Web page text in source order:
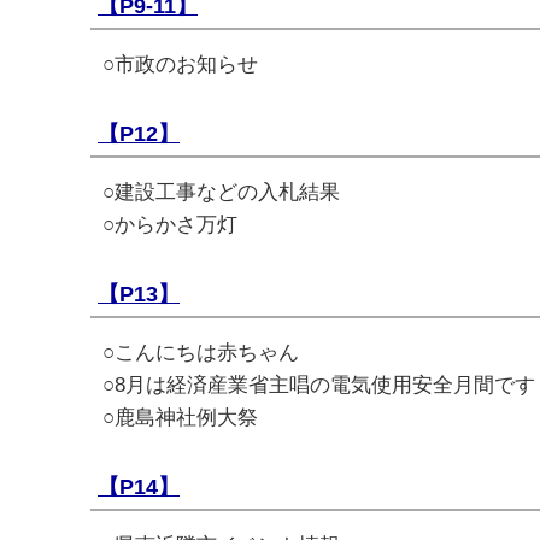
【P9-11】
○市政のお知らせ
【P12】
○建設工事などの入札結果
○からかさ万灯
【P13】
○こんにちは赤ちゃん
○8月は経済産業省主唱の電気使用安全月間です
○鹿島神社例大祭
【P14】